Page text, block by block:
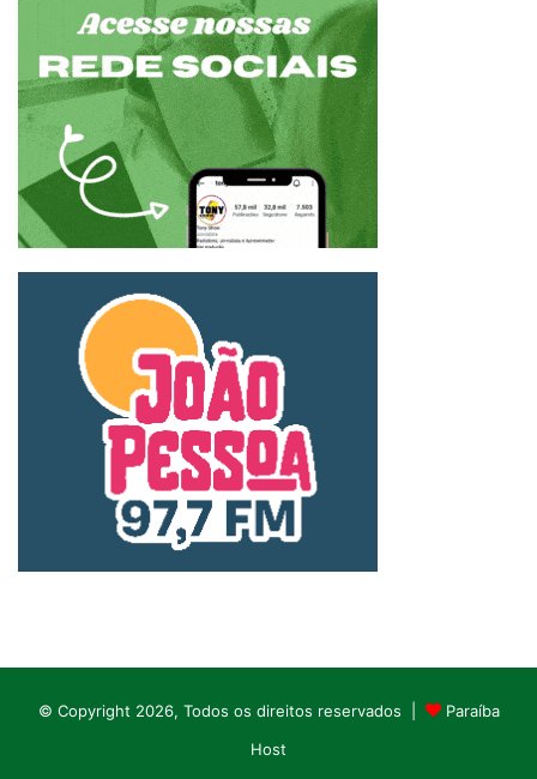
© Copyright 2026, Todos os direitos reservados |
Paraíba
Host